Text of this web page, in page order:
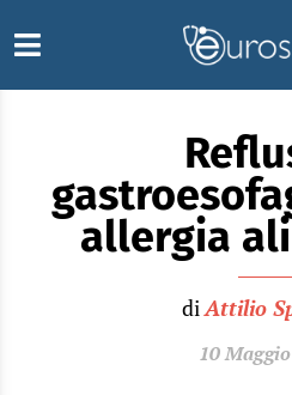
allergia
diAttilio
10